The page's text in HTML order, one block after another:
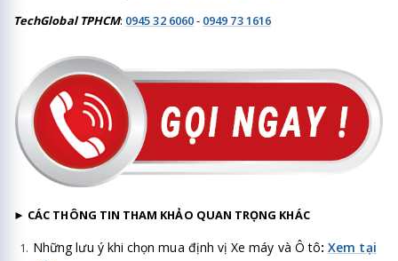
TechGlobal TPHCM: 0945 32 6060- 0949 73 1616
► CÁC THÔNG TIN THAM KHẢO QUAN TRỌNG KHÁC
Những lưu ý khi chọn mua định vị Xe máy và Ô tô: Xem tại